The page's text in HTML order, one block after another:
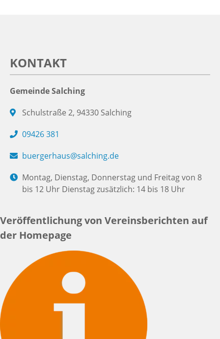
KONTAKT
Gemeinde Salching
Schulstraße 2, 94330 Salching
09426 381
buergerhaus@salching.de
Montag, Dienstag, Donnerstag und Freitag von 8
bis 12 Uhr Dienstag zusätzlich: 14 bis 18 Uhr
Veröffentlichung von Vereinsberichten auf
der Homepage